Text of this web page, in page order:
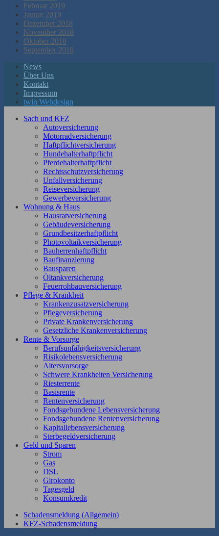
Februar 2019
Januar 2019
Dezember 2018
November 2018
Oktober 2018
September 2018
News
Über Uns
Kontakt
Impressum
twin Webdesign
Sach und KFZ
Autoversicherung
Motorradversicherung
Haftpflichtversicherung
Hundehalterhaftpflicht
Pferdehalterhaftpflicht
Rechtsschutzversicherung
Unfallversicherung
Reiseversicherung
Gewerbeversicherung
Wohnung & Haus
Hausratversicherung
Gebäudeversicherung
Grundbesitzerhaftpflicht
Photovoltaikversicherung
Bauherrenhaftpflicht
Baufinanzierung
Bausparen
Öltankversicherung
Feuerrohbauversicherung
Pflege & Krankheit
Krankenzusatzversicherung
Pflegeversicherung
Private Krankenversicherung
Gesetzliche Krankenversicherung
Rente & Vorsorge
Berufs­unfähigkeitsversicherung
Risikolebensversicherung
Altersvorsorge
Schwere Krankheiten Versicherung
Riesterrente
Basisrente
Rentenversicherung
Fondsgebundene Lebensversicherung
Fondsgebundene Rentenversicherung
Kapitallebensversicherung
Sterbegeldversicherung
Geld und Sparen
Strom
Gas
DSL
Girokonto
Tagesgeld
Konsumkredit
Schadensmeldung (Allgemein)
KFZ-Schadensmeldung